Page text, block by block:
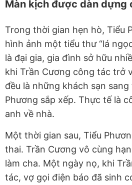
Màn kịch được dàn dựng
Trong thời gian hẹn hò, Tiểu
hình ảnh một tiểu thư “lá
là đại gia, gia đình sở hữu
khi Trần Cương công tác trở
đều là những khách sạn
Phương sắp xếp. Thực tế là
anh về nhà.
Một thời gian sau, Tiểu
thai. Trần Cương vô cùng
làm cha. Một ngày nọ, khi
tác, vợ gọi điện báo đã sinh